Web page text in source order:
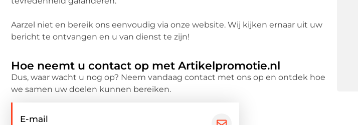
Aarzel niet en bereik ons eenvoudig via onze website. Wij kijken ernaar uit uw
bericht te ontvangen en u van dienst te zijn!
Hoe neemt u contact op met Artikelpromotie.nl
Dus, waar wacht u nog op? Neem vandaag contact met ons op en ontdek hoe
we samen uw doelen kunnen bereiken.
E-mail